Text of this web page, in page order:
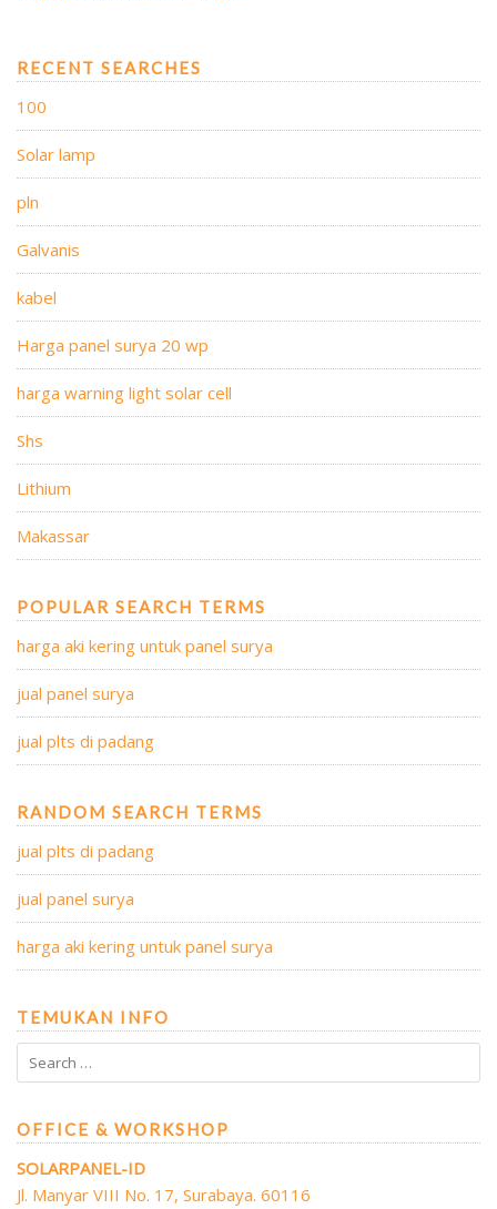
RECENT SEARCHES
100
Solar lamp
pln
Galvanis
kabel
Harga panel surya 20 wp
harga warning light solar cell
Shs
Lithium
Makassar
POPULAR SEARCH TERMS
harga aki kering untuk panel surya
jual panel surya
jual plts di padang
RANDOM SEARCH TERMS
jual plts di padang
jual panel surya
harga aki kering untuk panel surya
TEMUKAN INFO
OFFICE & WORKSHOP
SOLARPANEL-ID
Jl. Manyar VIII No. 17, Surabaya. 60116